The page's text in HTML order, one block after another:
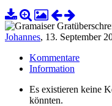
Johannes, 13. September
Kommentare
Information
Es existieren keine
könnten.